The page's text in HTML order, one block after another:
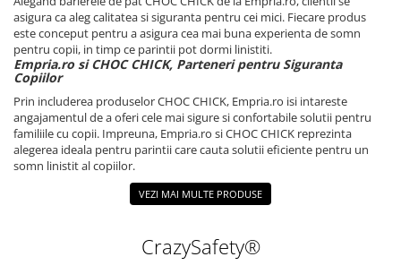
asigura ca aleg calitatea si siguranta pentru cei mici. Fiecare produs
este conceput pentru a asigura cea mai buna experienta de somn
pentru copii, in timp ce parintii pot dormi linistiti.
Empria.ro si CHOC CHICK, Parteneri pentru Siguranta
Copiilor
Prin includerea produselor CHOC CHICK, Empria.ro isi intareste
angajamentul de a oferi cele mai sigure si confortabile solutii pentru
familiile cu copii. Impreuna, Empria.ro si CHOC CHICK reprezinta
alegerea ideala pentru parintii care cauta solutii eficiente pentru un
somn linistit al copiilor.
VEZI MAI MULTE PRODUSE
CrazySafety®